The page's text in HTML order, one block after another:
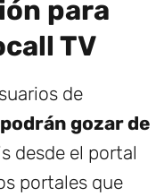
para
TV
de
gozar de
desde el portal
portales que